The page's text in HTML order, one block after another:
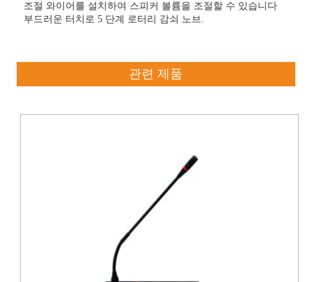
조절 와이어를 설치하여 스피커 볼륨을 조절할 수 있습니다
부드러운 터치로 5 단계 로터리 감쇠 노브.
관련 제품